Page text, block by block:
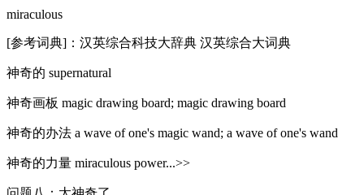
miraculous
[参考词典]：汉英综合科技大辞典 汉英综合大词典
神奇的 supernatural
神奇画板 magic drawing board; magic drawing board
神奇的办法 a wave of one's magic wand; a wave of one's wand
神奇的力量 miraculous power...>>